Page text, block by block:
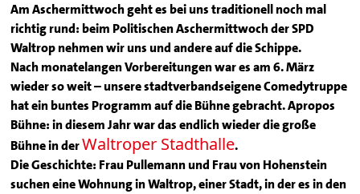
Am Aschermittwoch geht es bei uns traditionell noch mal
richtig rund: beim Politischen Aschermittwoch der SPD
Waltrop nehmen wir uns und andere auf die Schippe.
Nach monatelangen Vorbereitungen war es am 6. März
wieder so weit – unsere stadtverbandseigene Comedytruppe
hat ein buntes Programm auf die Bühne gebracht. Apropos
Bühne: in diesem Jahr war das endlich wieder die große
Bühne in derWaltroper Stadthalle.
Die Geschichte: Frau Pullemann und Frau von Hohenstein
suchen eine Wohnung in Waltrop, einer Stadt, in der es in den